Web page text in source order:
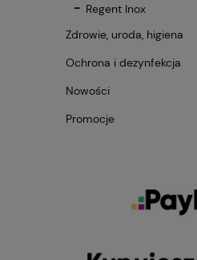
Regent Inox
Zdrowie, uroda, higiena
Ochrona i dezynfekcja
Nowości
Promocje